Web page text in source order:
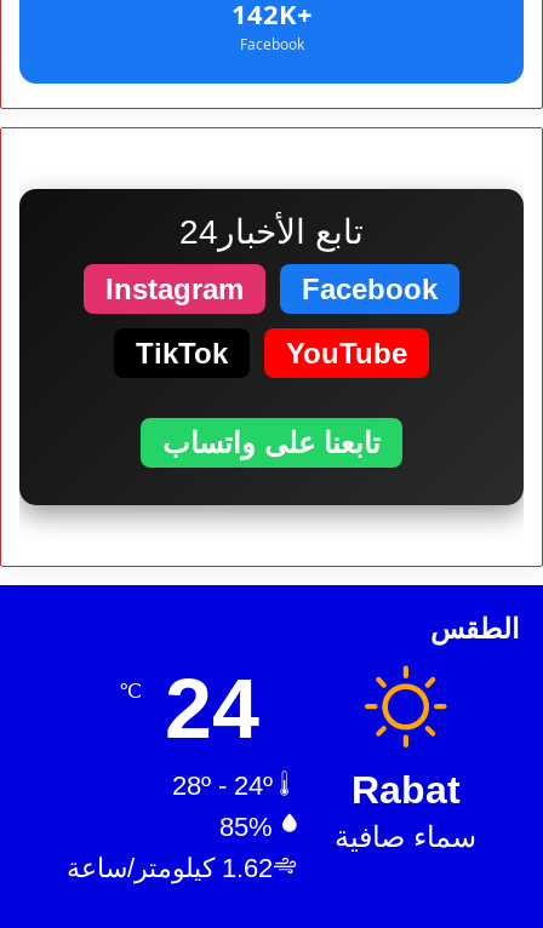
+142K
Facebook
تابع الأخبار24
Facebook
Instagram
YouTube
TikTok
تابعنا على واتساب
الطقس
Rabat
سماء صافية
24
℃
85%
1.62 كيلومتر/ساعة